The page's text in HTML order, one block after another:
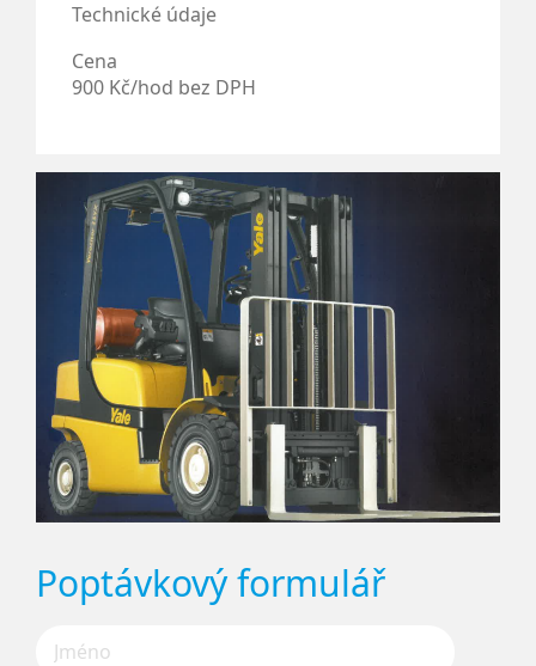
Technické údaje
Cena
900 Kč/hod bez DPH
Poptávkový formulář